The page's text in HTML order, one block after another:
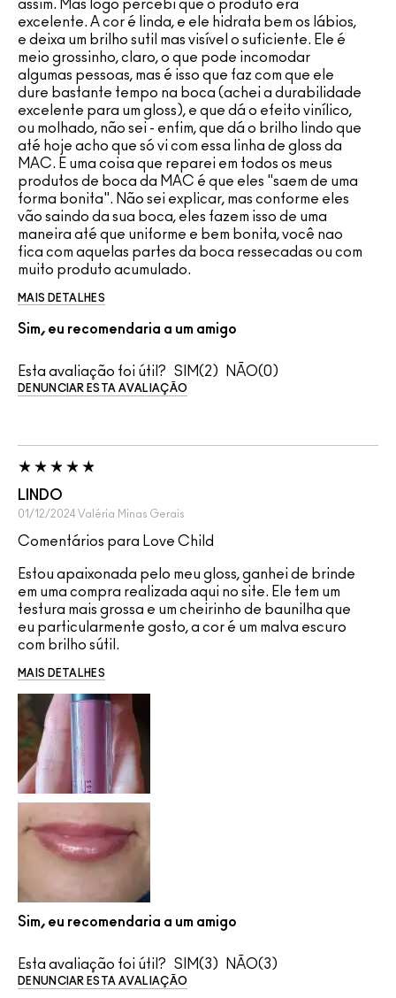
assim. Mas logo percebi que o produto era
excelente. A cor é linda, e ele hidrata bem os lábios,
e deixa um brilho sutil mas visível o suficiente. Ele é
meio grossinho, claro, o que pode incomodar
algumas pessoas, mas é isso que faz com que ele
dure bastante tempo na boca (achei a durabilidade
excelente para um gloss), e que dá o efeito vinílico,
ou molhado, não sei - enfim, que dá o brilho lindo que
até hoje acho que só vi com essa linha de gloss da
MAC. E uma coisa que reparei em todos os meus
produtos de boca da MAC é que eles "saem de uma
forma bonita". Não sei explicar, mas conforme eles
vão saindo da sua boca, eles fazem isso de uma
maneira até que uniforme e bem bonita, você nao
fica com aquelas partes da boca ressecadas ou com
muito produto acumulado.
MAIS DETALHES
Sim, eu recomendaria a um amigo
Esta avaliação foi útil? 2 0
DENUNCIAR ESTA AVALIAÇÃO
LINDO
01/12/2024 Valéria Minas Gerais
Comentários para Love Child
Estou apaixonada pelo meu gloss, ganhei de brinde
em uma compra realizada aqui no site. Ele tem um
testura mais grossa e um cheirinho de baunilha que
eu particularmente gosto, a cor é um malva escuro
com brilho sútil.
MAIS DETALHES
Sim, eu recomendaria a um amigo
Esta avaliação foi útil? 3 3
DENUNCIAR ESTA AVALIAÇÃO